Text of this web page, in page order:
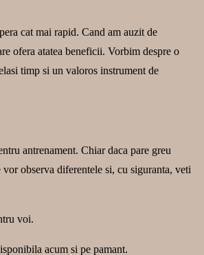
cat mai rapid. Cand am auzit de
ofera atatea beneficii. Vorbim despre o
timp si un valoros instrument de
antrenament. Chiar daca pare greu
observa diferentele si, cu siguranta, veti
voi.
acum si pe pamant.